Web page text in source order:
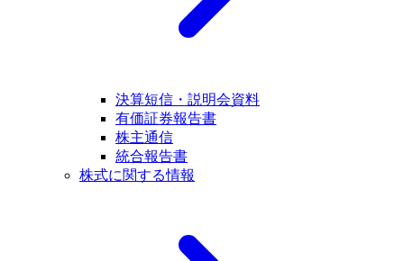
決算短信・説明会資料
有価証券報告書
株主通信
統合報告書
株式に関する情報